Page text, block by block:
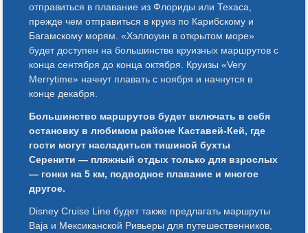
отправиться в плавание из Флориды или Техаса,
прежде чем отправиться в круиз по Карибскому и
Багамскому морям. «Хэллоуин в открытом море»
будет доступен на большинстве круизных маршрутов с
конца сентября до конца октября. Круизы «Very
Merrytime» начнут плавать с ноября и начнутся в
конце декабря.
Большинство маршрутов будет включать в себя
остановку в любимом районе Каставей-Кей, где
гости могут насладиться тишиной бухты
Серенити — пляжный отдых только для взрослых
— гонки на 5 км, подводное плавание и многое
другое.
Disney Cruise Line будет также предлагать маршруты
Baja и Мексиканской Ривьеры для путешественников,